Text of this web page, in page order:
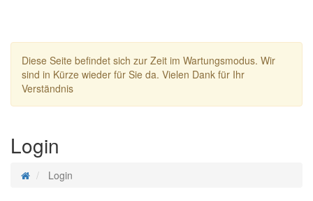
Diese Seite befindet sich zur Zeit im Wartungsmodus. Wir
sind in Kürze wieder für Sie da. Vielen Dank für Ihr
Verständnis
Login
Login